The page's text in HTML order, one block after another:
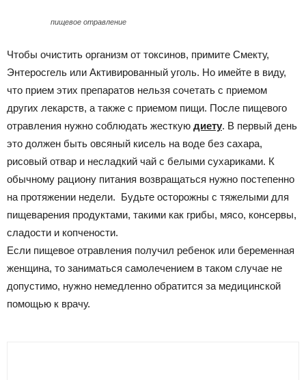
пищевое отравление
Чтобы очистить организм от токсинов, примите Смекту,
Энтеросгель или Активированный уголь. Но имейте в виду,
что прием этих препаратов нельзя сочетать с приемом
других лекарств, а также с приемом пищи. После пищевого
отравления нужно соблюдать жесткую диету. В первый день
это должен быть овсяный кисель на воде без сахара,
рисовый отвар и несладкий чай с белыми сухариками. К
обычному рациону питания возвращаться нужно постепенно
на протяжении недели. Будьте осторожны с тяжелыми для
пищеварения продуктами, такими как грибы, мясо, консервы,
сладости и копчености.
Если пищевое отравления получил ребенок или беременная
женщина, то заниматься самолечением в таком случае не
допустимо, нужно немедленно обратится за медицинской
помощью к врачу.